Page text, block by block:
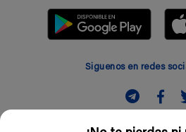
Siguenos en redes